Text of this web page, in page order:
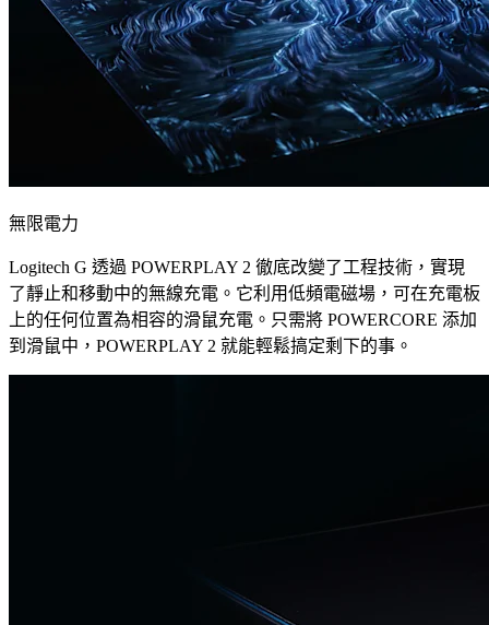
無限電力
Logitech G 透過 POWERPLAY 2 徹底改變了工程技術，實現
了靜止和移動中的無線充電。它利用低頻電磁場，可在充電板
上的任何位置為相容的滑鼠充電。只需將 POWERCORE 添加
到滑鼠中，POWERPLAY 2 就能輕鬆搞定剩下的事。